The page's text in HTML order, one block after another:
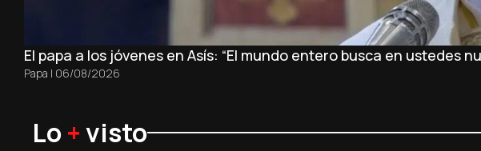
El papa a los jóvenes en Asís: “El mundo entero busca en ustedes
Papa | 06/08/2026
Lo +visto